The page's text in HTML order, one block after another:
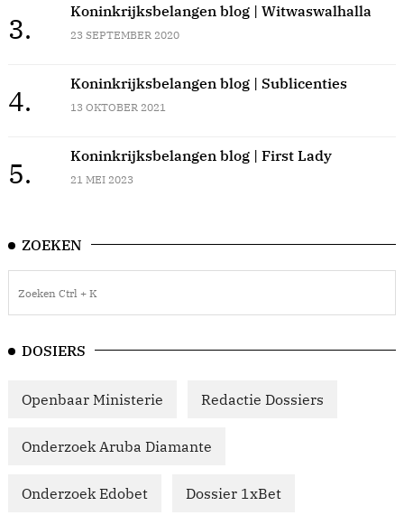
3.
Koninkrijksbelangen blog | Witwaswalhalla
23 SEPTEMBER 2020
4.
Koninkrijksbelangen blog | Sublicenties
13 OKTOBER 2021
5.
Koninkrijksbelangen blog | First Lady
21 MEI 2023
ZOEKEN
DOSIERS
Openbaar Ministerie Redactie Dossiers
Onderzoek Aruba Diamante
Onderzoek Edobet Dossier 1xBet